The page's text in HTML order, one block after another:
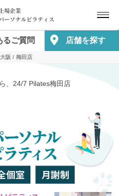
るご質問 店舗を探す
大阪 梅田店
、24/7 Pilates梅田店